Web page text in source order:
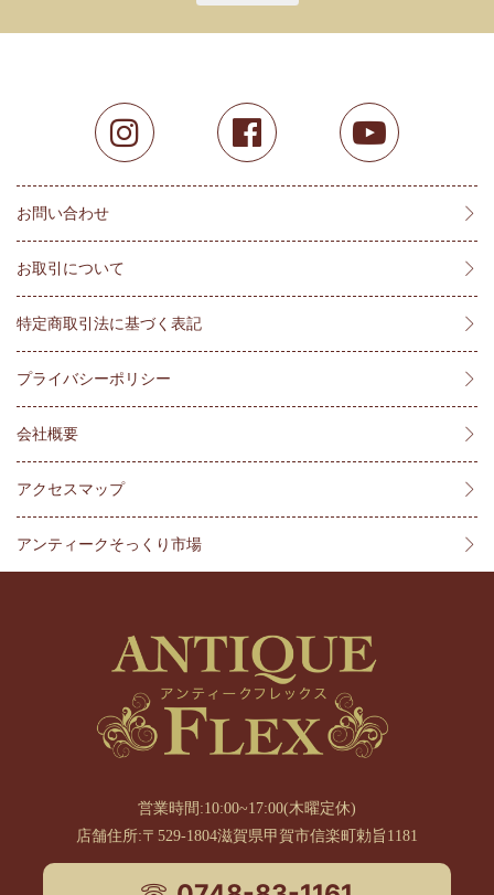
お問い合わせ
お取引について
特定商取引法に基づく表記
プライバシーポリシー
会社概要
アクセスマップ
アンティークそっくり市場
営業時間:10:00~17:00(木曜定休)
店舗住所:〒529-1804滋賀県甲賀市信楽町勅旨1181